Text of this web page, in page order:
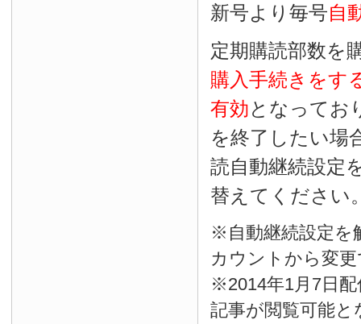
新号より毎号自
定期購読部数を
購入手続きをす
有効となってお
を終了したい場
読自動継続設定
替えてください
※自動継続設定を
カウントから変
※2014年1月7日
記事が閲覧可能